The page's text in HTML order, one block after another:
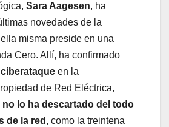
Sara Aagesen, ha
novedades de la
misma preside en una
Cero. Allí, ha confirmado
ciberataque en la
de Red Eléctrica,
no lo ha descartado del todo
de la red , como la treintena